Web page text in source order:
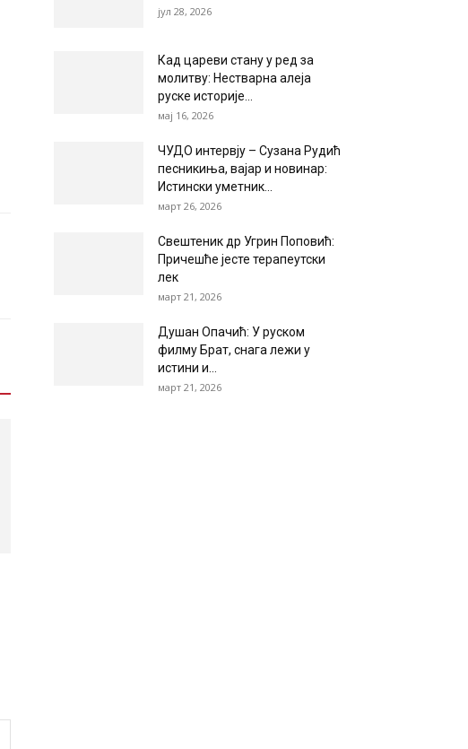
јул 28, 2026
Кад цареви стану у ред за
молитву: Нестварна алеја
руске историје...
мај 16, 2026
ЧУДО интервју – Сузана Рудић
песникиња, вајар и новинар:
Истински уметник...
март 26, 2026
Свештеник др Угрин Поповић:
Причешће јесте терапеутски
лек
март 21, 2026
Душан Опачић: У руском
филму Брат, снага лежи у
истини и...
март 21, 2026